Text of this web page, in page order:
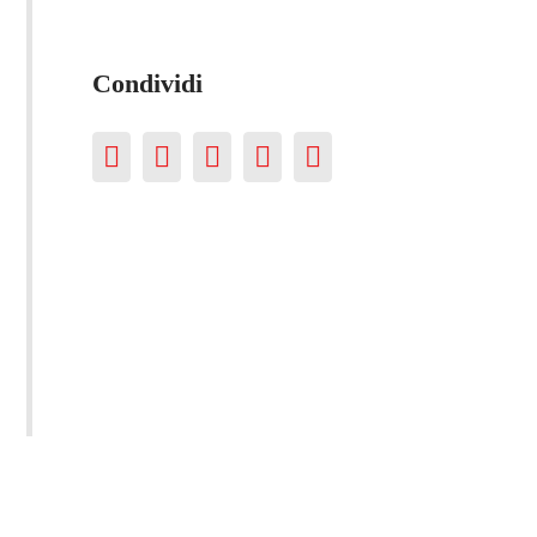
Condividi